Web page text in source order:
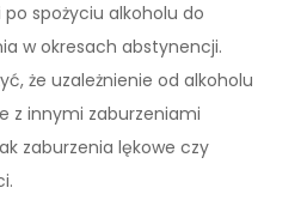
spożyciu alkoholu do
w okresach abstynencji.
że uzależnienie od alkoholu
z innymi zaburzeniami
zaburzenia lękowe czy